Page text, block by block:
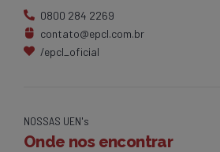
0800 284 2269
contato@epcl.com.br
/epcl_oficial
NOSSAS UEN's
Onde nos encontrar